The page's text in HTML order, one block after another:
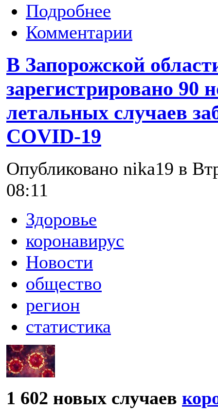
Подробнее
Комментарии
В Запорожской
зарегистрировано 90
летальных случаев
COVID-19
Опубликовано nika19 в
08:11
Здоровье
коронавирус
Новости
общество
регион
статистика
1 602 новых случаев